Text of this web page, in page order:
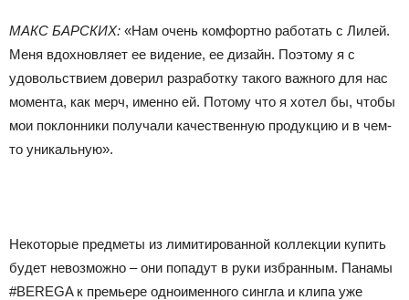
МАКС БАРСКИХ: «Нам очень комфортно работать с Лилей.
Меня вдохновляет ее видение, ее дизайн. Поэтому я с
удовольствием доверил разработку такого важного для нас
момента, как мерч, именно ей. Потому что я хотел бы, чтобы
мои поклонники получали качественную продукцию и в чем-
то уникальную».
Некоторые предметы из лимитированной коллекции купить
будет невозможно – они попадут в руки избранным. Панамы
#BEREGA к премьере одноименного сингла и клипа уже